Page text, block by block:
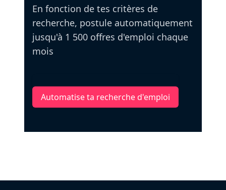
En fonction de tes critères de
recherche, postule automatiquement
jusqu'à 1 500 offres d'emploi chaque
mois
Automatise ta recherche d'emploi